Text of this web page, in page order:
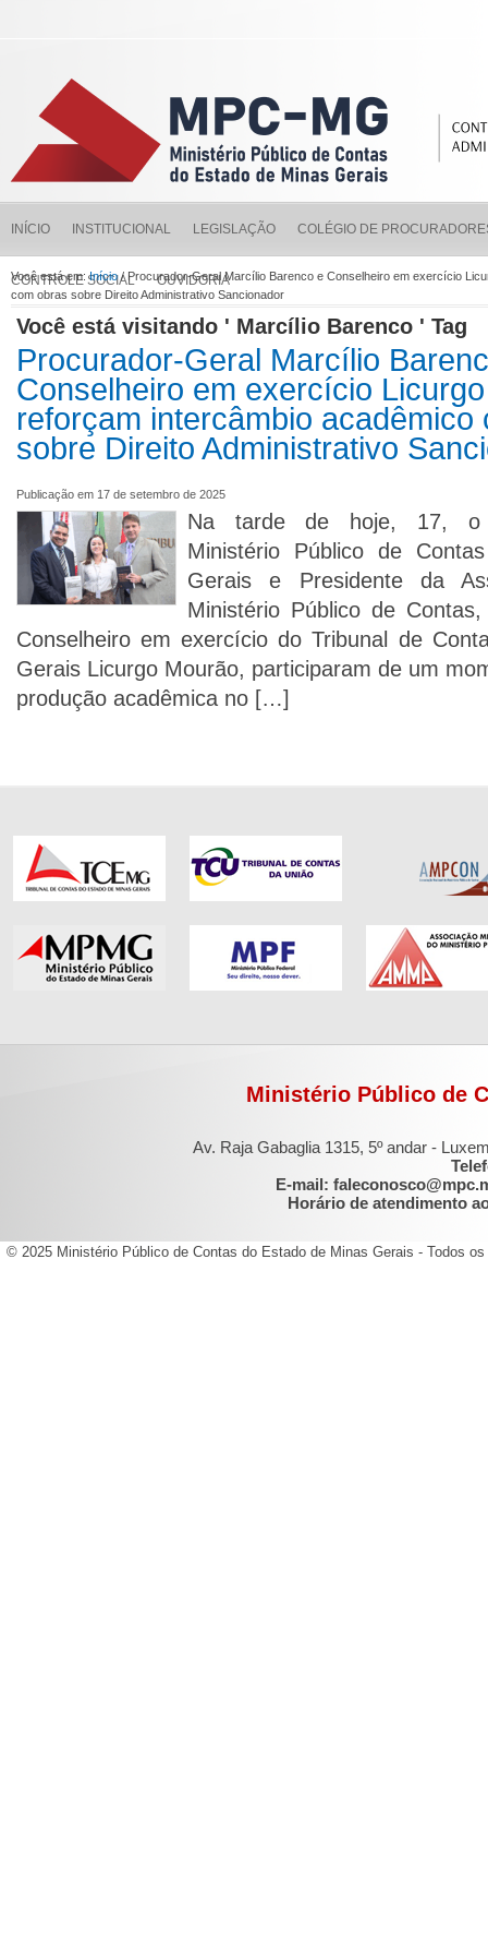
INÍCIO INSTITUCIONAL LEGISLAÇÃO COLÉGIO DE
CONTROLE SOCIAL OUVIDORIA
Você está em:Início/ Procurador-Geral Marcílio Barenco e Conselheiro em exercício
com obras sobre Direito Administrativo Sancionador
Você está visitando ' Marcílio Barenco ' Tag
Procurador-Geral Marcílio
Conselheiro em exercício
reforçam intercâmbio acadêmico
sobre Direito Administrativo
Publicação em 17 de setembro de 2025
Na tarde de hoje, 17, o
Ministério Público de
Gerais e Presidente da
Ministério Público de
Conselheiro em exercício do Tribunal de
Gerais Licurgo Mourão, participaram de um
produção acadêmica no […]
Ministério Público de
Av. Raja Gabaglia 1315, 5º andar -
E-mail:
Horário de atendimento
© 2025 Ministério Público de Contas do Estado de Minas Gerais - Todos